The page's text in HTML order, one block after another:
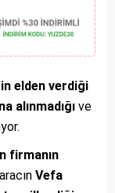
elden verdiği
alınmadığı ve
firmanın
Vefa